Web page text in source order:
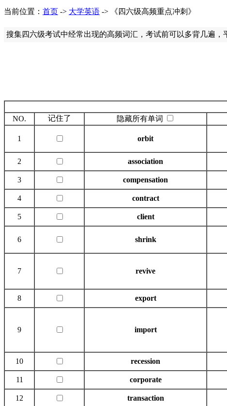
当前位置： 首页 -> 大学英语 -> 《四六级高频重点冲刺》
搜集四六级考试中经常出现的高频词汇，考试前可以多背几遍，
NO.
记住了 隐藏所有单词
1 orbit
2 association
3 compensation
4 contract
5 client
6 shrink
7 revive
8 export
9 import
10 recession
11 corporate
12 transaction